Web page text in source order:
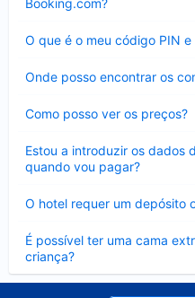
Booking.com?
O que é o meu código PIN
fechado
Onde posso encontrar os
fechado
Como posso ver os preços?
fechado
Estou a introduzir os dados
quando vou pagar?
fechado
O hotel requer um depósito
fechado
É possível ter uma cama
criança?
Elemento
fechado